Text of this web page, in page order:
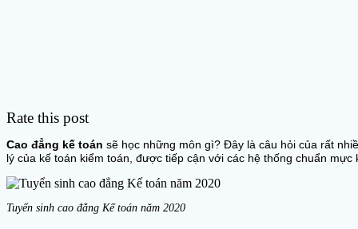
Rate this post
Cao đẳng kế toán sẽ học những môn gì? Đây là câu hỏi của rất
lý của kế toán kiểm toán, được tiếp cận với các hệ thống chuẩn
Tuyển sinh cao đẳng Kế toán năm 2020